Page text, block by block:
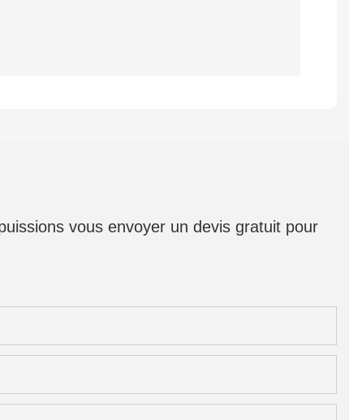
vous envoyer un devis gratuit pour